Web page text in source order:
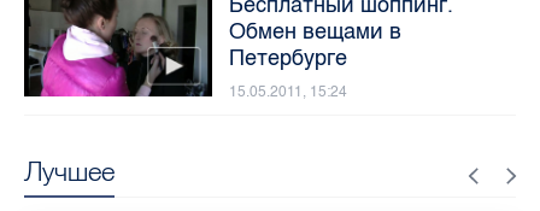
Лучшее
Обмен вещами в
Петербурге
15.05.2011, 15:24